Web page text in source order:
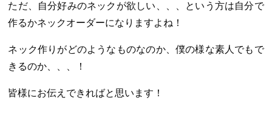
ただ、自分好みのネックが欲しい、、、という方は自分で
作るかネックオーダーになりますよね！
ネック作りがどのようなものなのか、僕の様な素人でもで
きるのか、、、！
皆様にお伝えできればと思います！